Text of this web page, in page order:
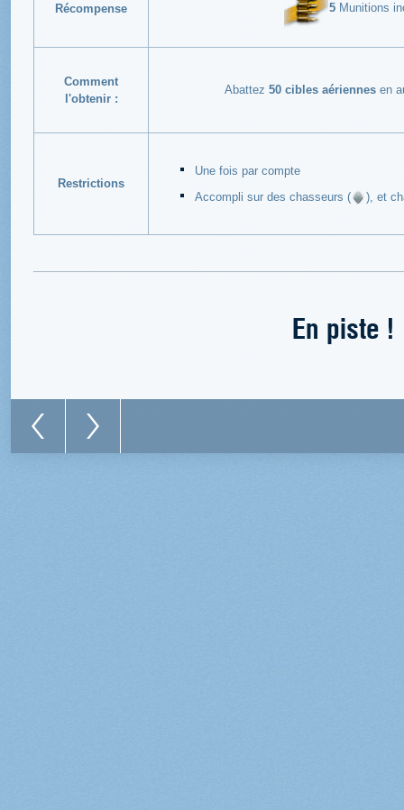
Récompense 5Munitions
Comment
l'obtenir :
Abattez 50 cibles aériennesen
Restrictions
Une fois par compte
Accompli sur des chasseurs (
), et
En piste !